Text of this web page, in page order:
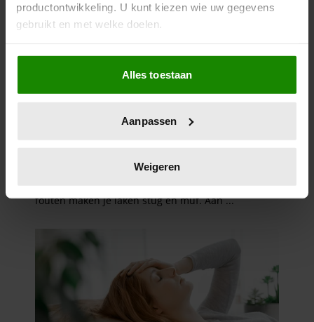
productontwikkeling. U kunt kiezen wie uw gegevens
gebruikt en met welke doelen.
Als u het toestaat, willen we ook graag:
Informatie verzamelen over uw geografische
locatie, die tot een paar meter nauwkeurig kan zijn
scannen op specifieke eigenschappen (fingerprinting)
verwerkt en stel uw voorkeuren in het
intrekken in de Cookieverklaring.
We gebruiken cookies om content en advertenties te
personaliseren, om functies voor social media te bieden
en om ons websiteverkeer te analyseren. Ook delen we
informatie over uw gebruik van onze site met onze
partners voor social media, adverteren en analyse. Deze
partners kunnen deze gegevens combineren met andere
Alles toestaan
Aanpassen
Weigeren